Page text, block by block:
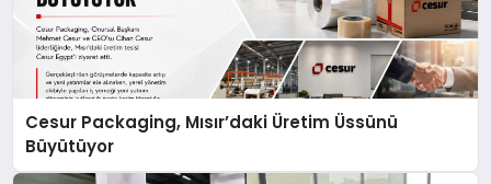
Cesur Packaging, Mısır’daki Üretim Üssünü
Büyütüyor